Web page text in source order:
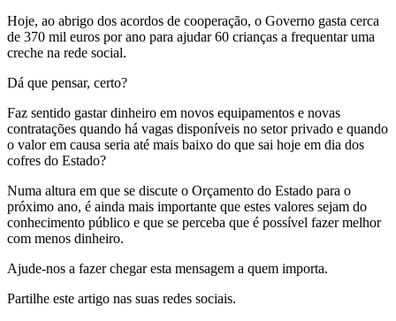
Hoje, ao abrigo dos acordos de cooperação, o Governo gasta cerca
de 370 mil euros por ano para ajudar 60 crianças a frequentar uma
creche na rede social.
Dá que pensar, certo?
Faz sentido gastar dinheiro em novos equipamentos e novas
contratações quando há vagas disponíveis no setor privado e quando
o valor em causa seria até mais baixo do que sai hoje em dia dos
cofres do Estado?
Numa altura em que se discute o Orçamento do Estado para o
próximo ano, é ainda mais importante que estes valores sejam do
conhecimento público e que se perceba que é possível fazer melhor
com menos dinheiro.
Ajude-nos a fazer chegar esta mensagem a quem importa.
Partilhe este artigo nas suas redes sociais.